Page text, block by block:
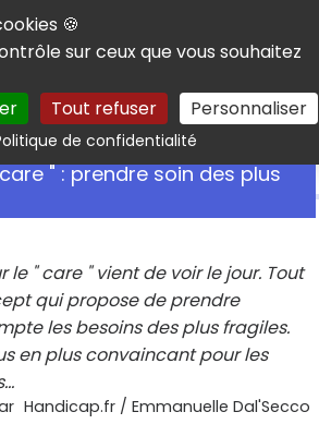
cookies
🍪
sur ceux que vous souhaitez
Tout refuser Personnaliser
de confidentialitéRechercher
" : prendre soin des plus
le " care " vient de voir le jour. Tout
qui propose de prendre
les besoins des plus fragiles.
en plus convaincant pour les
Handicap.fr / Emmanuelle Dal'Secco